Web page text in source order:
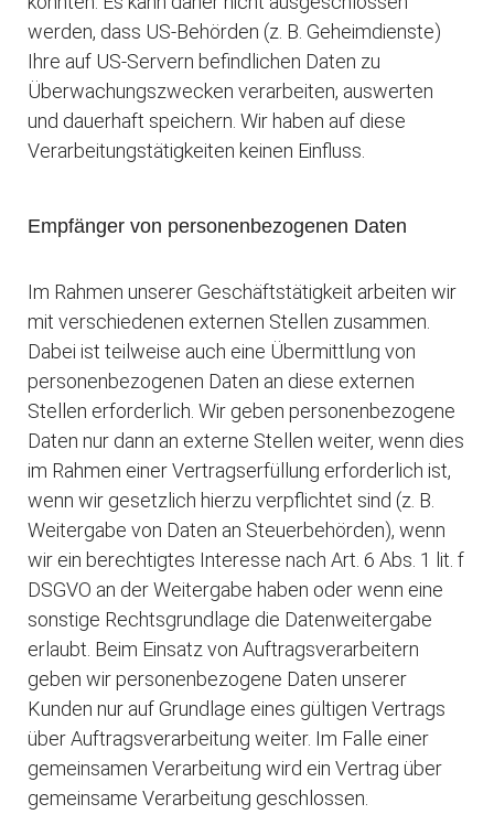
werden, dass US-Behörden (z. B. Geheimdienste)
Ihre auf US-Servern befindlichen Daten zu
Überwachungszwecken verarbeiten, auswerten
und dauerhaft speichern. Wir haben auf diese
Verarbeitungstätigkeiten keinen Einfluss.
Empfänger von personenbezogenen Daten
Im Rahmen unserer Geschäftstätigkeit arbeiten wir
mit verschiedenen externen Stellen zusammen.
Dabei ist teilweise auch eine Übermittlung von
personenbezogenen Daten an diese externen
Stellen erforderlich. Wir geben personenbezogene
Daten nur dann an externe Stellen weiter, wenn dies
im Rahmen einer Vertragserfüllung erforderlich ist,
wenn wir gesetzlich hierzu verpflichtet sind (z. B.
Weitergabe von Daten an Steuerbehörden), wenn
wir ein berechtigtes Interesse nach Art. 6 Abs. 1 lit. f
DSGVO an der Weitergabe haben oder wenn eine
sonstige Rechtsgrundlage die Datenweitergabe
erlaubt. Beim Einsatz von Auftragsverarbeitern
geben wir personenbezogene Daten unserer
Kunden nur auf Grundlage eines gültigen Vertrags
über Auftragsverarbeitung weiter. Im Falle einer
gemeinsamen Verarbeitung wird ein Vertrag über
gemeinsame Verarbeitung geschlossen.